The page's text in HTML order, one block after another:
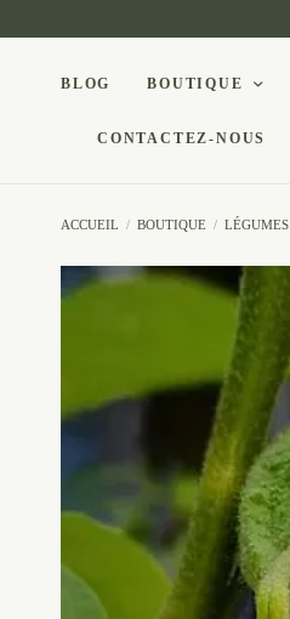
BLOG BOUTIQUE
CONTACTEZ-NOUS
ACCUEIL / BOUTIQUE / LÉGUMES